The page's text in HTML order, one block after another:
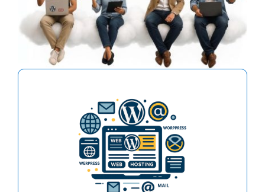
El hosting para crear y hospedar fácilmente
uno o más sitios web con sus respectivas
cuentas de email. Especial para Wordpress,
Joomla, Woocomerce o cualquier otro sitio